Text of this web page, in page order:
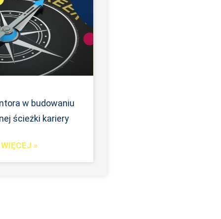
w budowaniu
ścieżki kariery
»